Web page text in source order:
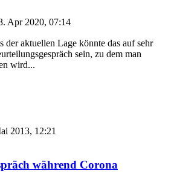
Apr 2020, 07:14
der aktuellen Lage könnte das auf sehr
sein, zu dem man
wird...
2013, 12:21
während Corona